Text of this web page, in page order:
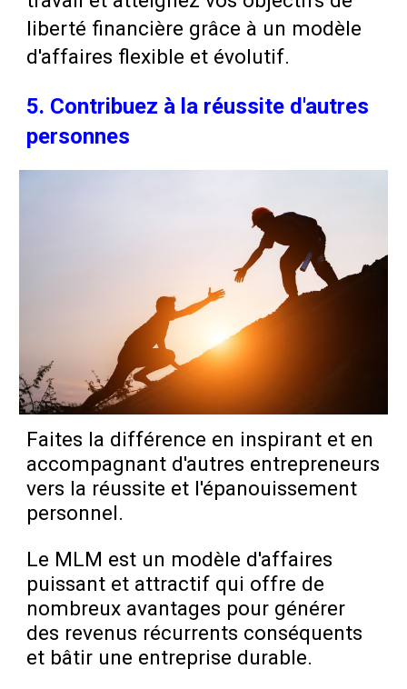
liberté financière grâce à un modèle
d'affaires flexible et évolutif.
5. Contribuez à la réussite d'autres
personnes
Faites la différence en inspirant et en
accompagnant d'autres entrepreneurs
vers la réussite et l'épanouissement
personnel.
Le MLM est un modèle d'affaires
puissant et attractif qui offre de
nombreux avantages pour générer
des revenus récurrents conséquents
et bâtir une entreprise durable.